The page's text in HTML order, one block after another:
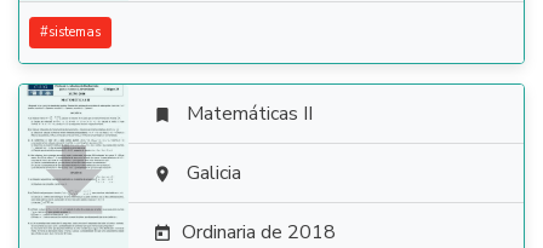
#sistemas

 Matemáticas II
 Galicia
 Ordinaria de 2018